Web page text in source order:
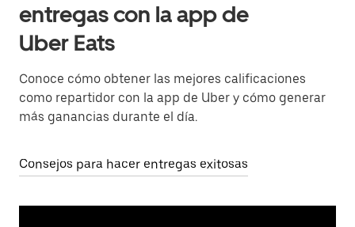
entregas con la app de
Uber Eats
Conoce cómo obtener las mejores calificaciones
como repartidor con la app de Uber y cómo generar
más ganancias durante el día.
Consejos para hacer entregas exitosas